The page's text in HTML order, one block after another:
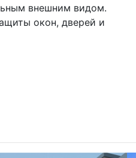
внешним видом.
окон, дверей и